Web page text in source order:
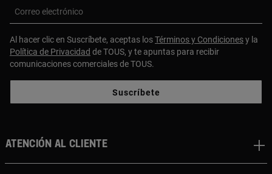
Correo electrónico
Al hacer clic en Suscríbete, aceptas losTérminos y Condicionesy la
Política de Privacidad de TOUS, y te apuntas para recibir
comunicaciones comerciales de TOUS.
Suscríbete
ATENCIÓN AL CLIENTE